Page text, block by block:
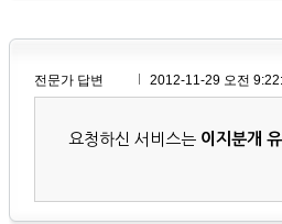
전문가 답변 2012-11-29 오전
요청하신 서비스는 이지분개